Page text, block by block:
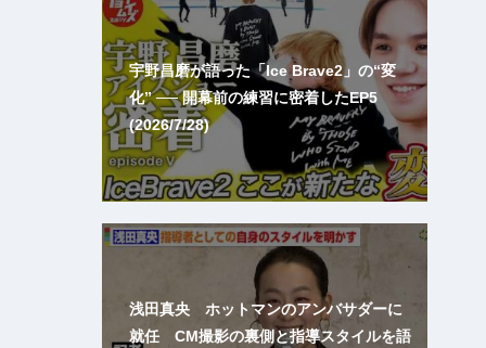
宇野昌磨が語った「Ice Brave2」の“変
化” ── 開幕前の練習に密着したEP5
(2026/7/28)
浅田真央 ホットマンのアンバサダーに
就任 CM撮影の裏側と指導スタイルを語